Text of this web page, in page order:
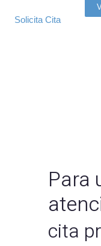
Solicita Cita
Para
cita